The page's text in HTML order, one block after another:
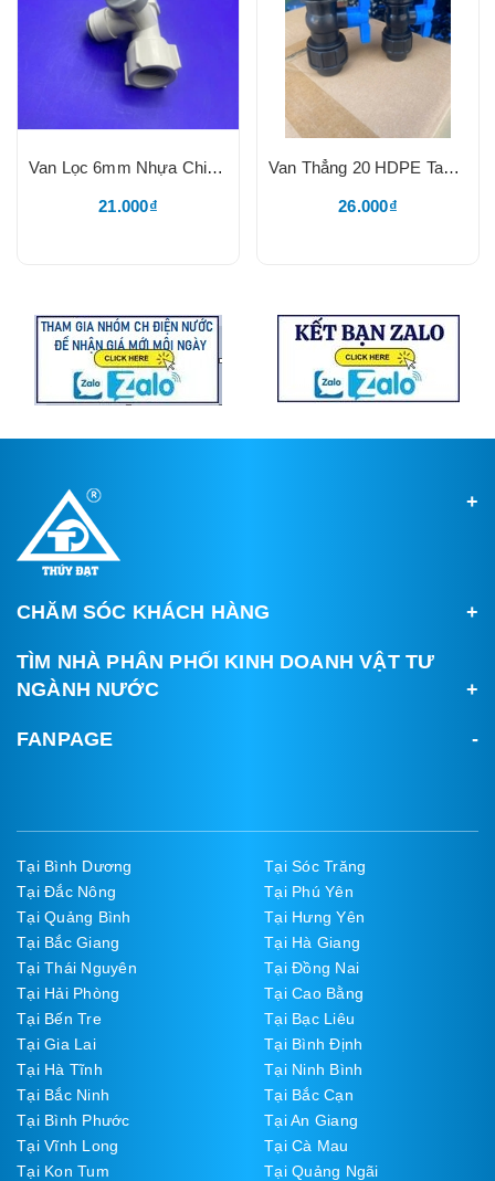
Van Lọc 6mm Nhựa Chia Nước Đầu Nguồn Cấp Nước Cho Máy Lọc Nước, RT 1/2, RN 1/2, Ống 3/8
21.000₫
Van Thẳng 20 HDPE Tay Xanh Đều 20, Thân Đen, Lắp Ống HDPE 20, V20TQ
26.000₫
CHĂM SÓC KHÁCH HÀNG
TÌM NHÀ PHÂN PHỐI KINH DOANH VẬT TƯ
NGÀNH NƯỚC
FANPAGE
Tại Bình Dương
Tại Sóc Trăng
Tại Đắc Nông
Tại Phú Yên
Tại Quảng Bình
Tại Hưng Yên
Tại Bắc Giang
Tại Hà Giang
Tại Thái Nguyên
Tại Đồng Nai
Tại Hải Phòng
Tại Cao Bằng
Tại Bến Tre
Tại Bạc Liêu
Tại Gia Lai
Tại Bình Định
Tại Hà Tĩnh
Tại Ninh Bình
Tại Bắc Ninh
Tại Bắc Cạn
Tại Bình Phước
Tại An Giang
Tại Vĩnh Long
Tại Cà Mau
Tại Kon Tum
Tại Quảng Ngãi